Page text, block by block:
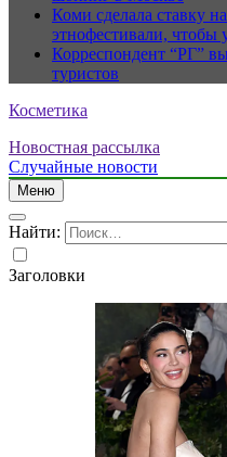
Коми сделала ставку
этнофестивали, чтобы
Корреспондент “РГ”
туристов
Косметика
Новостная рассылка
Случайные новости
Меню
Найти:
Заголовки